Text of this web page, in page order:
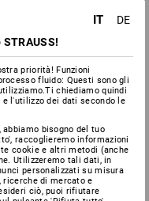
IT
DE
priorità! Funzioni
fluido: Questi sono gli
chiediamo quindi
l'utilizzo dei dati secondo le
bisogno del tuo
raccoglieremo informazioni
cookie e altri metodi (anche
Utilizzeremo tali dati, in
personalizzati su misura
ricerche di mercato e
ciò, puoi rifiutare